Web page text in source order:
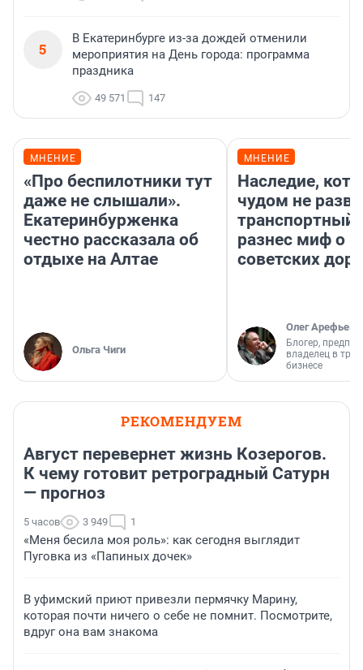
5
В Екатеринбурге из-за дождей отменили
мероприятия на День города: программа
праздника
49 571 147
МНЕНИЕ
«Про беспилотники тут
даже не слышали».
Екатеринбурженка
честно рассказала об
отдыхе на Алтае
Ольга Чиги
МНЕНИЕ
Наследие,
чудом не
транспортный
разнес миф о
советских
Олег Арефьев
Блогер,
владелец в
бизнесе
РЕКОМЕНДУЕМ
Август перевернет жизнь Козерогов.
К чему готовит ретроградный Сатурн
— прогноз
5 часов 3 949 1
«Меня бесила моя роль»: как сегодня выглядит
Пуговка из «Папиных дочек»
В уфимский приют привезли пермячку Марину,
которая почти ничего о себе не помнит. Посмотрите,
вдруг она вам знакома